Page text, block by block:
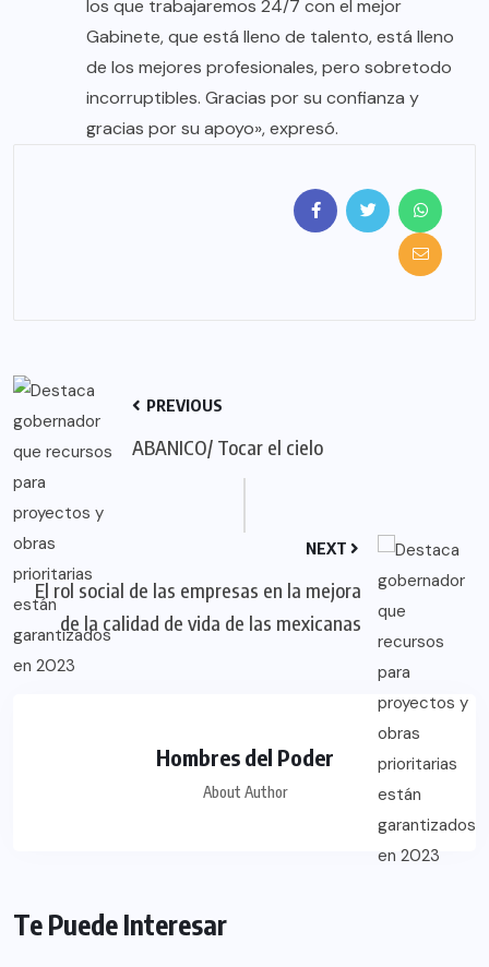
los que trabajaremos 24/7 con el mejor
Gabinete, que está lleno de talento, está lleno
de los mejores profesionales, pero sobretodo
incorruptibles. Gracias por su confianza y
gracias por su apoyo», expresó.
PREVIOUS
ABANICO/ Tocar el cielo
NEXT
El rol social de las empresas en la mejora
de la calidad de vida de las mexicanas
Hombres del Poder
About Author
Te Puede Interesar